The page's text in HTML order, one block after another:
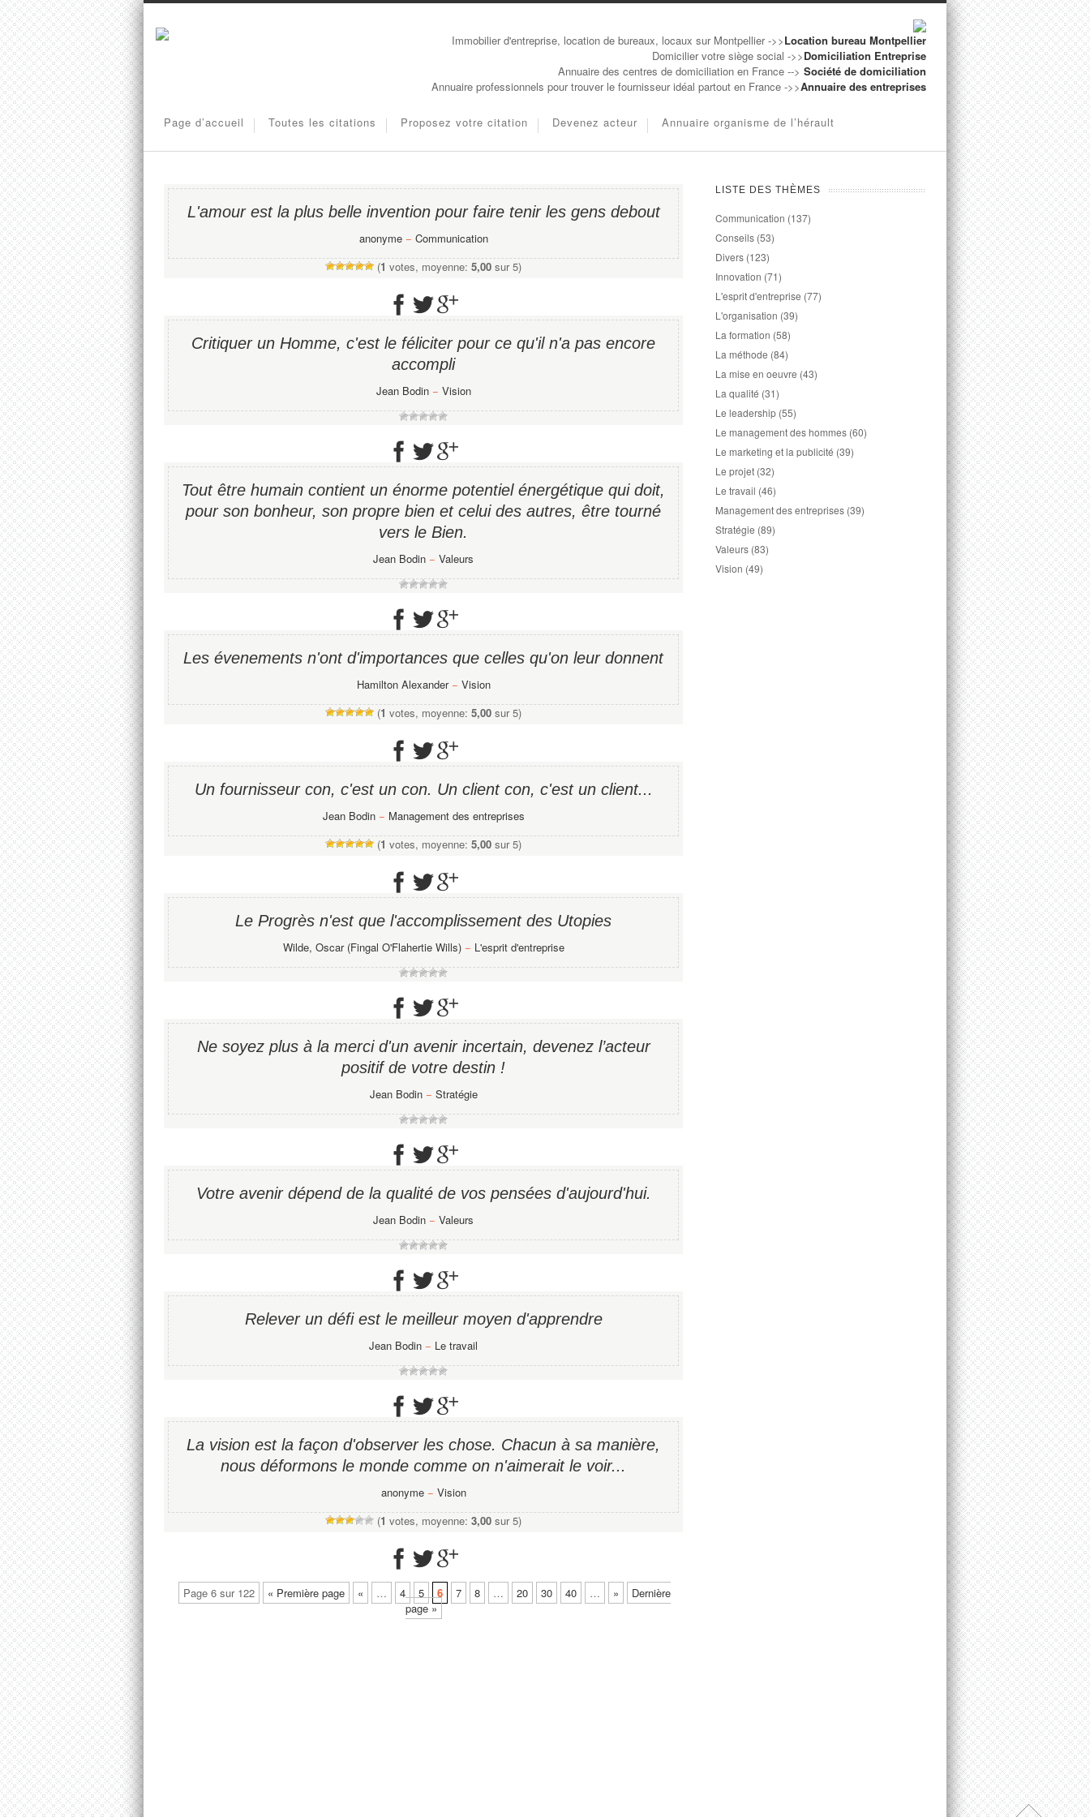
Immobilier d'entreprise, location de bureaux, locaux sur Montpellier ->>Location bureau Montpellier
Domicilier votre siège social ->>Domiciliation Entreprise
Annuaire des centres de domiciliation en France --> Société de domiciliation
Annuaire professionnels pour trouver le fournisseur idéal partout en France ->>Annuaire des entreprises
Page d’accueil Toutes les citations Proposez votre citation Devenez acteur Annuaire organisme de l’hérault
L'amour est la plus belle invention pour faire tenir les gens debout
anonyme− Communication
(1 votes, moyenne: 5,00 sur 5)
Critiquer un Homme, c'est le féliciter pour ce qu'il n'a pas encore
accompli
Jean Bodin− Vision
Tout être humain contient un énorme potentiel énergétique qui doit,
pour son bonheur, son propre bien et celui des autres, être tourné
vers le Bien.
Jean Bodin − Valeurs
Les évenements n'ont d'importances que celles qu'on leur donnent
Hamilton Alexander− Vision
(1 votes, moyenne: 5,00 sur 5)
Un fournisseur con, c'est un con. Un client con, c'est un client...
Jean Bodin− Management des entreprises
(1 votes, moyenne: 5,00 sur 5)
Le Progrès n'est que l'accomplissement des Utopies
Wilde, Oscar (Fingal O'Flahertie Wills)− L'esprit d'entreprise
Ne soyez plus à la merci d'un avenir incertain, devenez l’acteur
positif de votre destin !
Jean Bodin− Stratégie
Votre avenir dépend de la qualité de vos pensées d'aujourd'hui.
Jean Bodin − Valeurs
Relever un défi est le meilleur moyen d'apprendre
Jean Bodin − Le travail
La vision est la façon d'observer les chose. Chacun à sa manière,
nous déformons le monde comme on n'aimerait le voir...
anonyme− Vision
(1 votes, moyenne: 3,00 sur 5)
Page 6 sur 122 « Première page « … 4 5 6 7 8 … 20 30 40 … »
Dernière
page »
LISTE DES THÈMES
Communication (137)
Conseils (53)
Divers (123)
Innovation (71)
L'esprit d'entreprise (77)
L'organisation (39)
La formation (58)
La méthode (84)
La mise en oeuvre (43)
La qualité (31)
Le leadership (55)
Le management des hommes (60)
Le marketing et la publicité (39)
Le projet (32)
Le travail (46)
Management des entreprises (39)
Stratégie (89)
Valeurs (83)
Vision (49)